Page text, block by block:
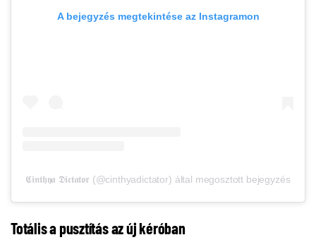
A bejegyzés megtekintése az Instagramon
𝕮𝖎𝖓𝖙𝖍𝖞𝖆 𝕯𝖎𝖈𝖙𝖆𝖙𝖔𝖗 (@cinthyadictator) által megosztott bejegyzés
Totális a pusztítás az új kéróban